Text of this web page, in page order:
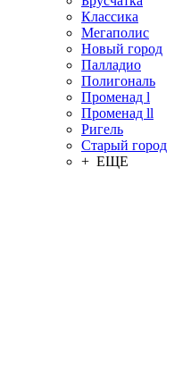
Классика
Мегаполис
Новый город
Палладио
Полигональ
Променад l
Променад ll
Ригель
Старый город
+ ЕЩЕ